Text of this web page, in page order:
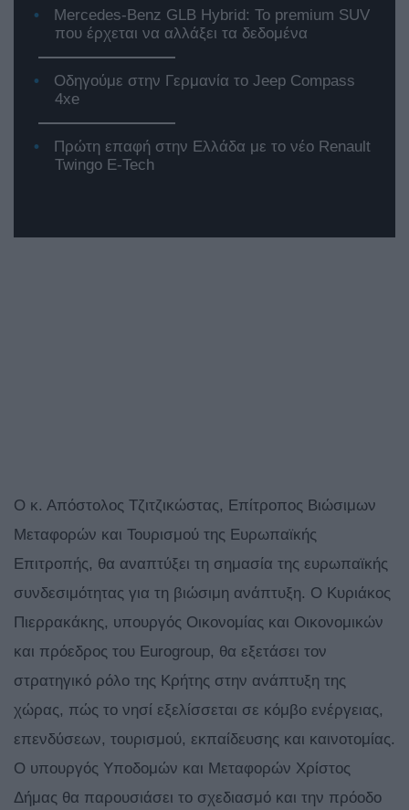
Mercedes-Benz GLB Hybrid: Το premium SUV
που έρχεται να αλλάξει τα δεδομένα
Οδηγούμε στην Γερμανία το Jeep Compass
4xe
Πρώτη επαφή στην Ελλάδα με το νέο Renault
Twingo E-Tech
Ο κ. Απόστολος Τζιτζικώστας, Επίτροπος Βιώσιμων
Μεταφορών και Τουρισμού της Ευρωπαϊκής
Επιτροπής, θα αναπτύξει τη σημασία της ευρωπαϊκής
συνδεσιμότητας για τη βιώσιμη ανάπτυξη. Ο Κυριάκος
Πιερρακάκης, υπουργός Οικονομίας και Οικονομικών
και πρόεδρος του Eurogroup, θα εξετάσει τον
στρατηγικό ρόλο της Κρήτης στην ανάπτυξη της
χώρας, πώς το νησί εξελίσσεται σε κόμβο ενέργειας,
επενδύσεων, τουρισμού, εκπαίδευσης και καινοτομίας.
Ο υπουργός Υποδομών και Μεταφορών Χρίστος
Δήμας θα παρουσιάσει το σχεδιασμό και την πρόοδο